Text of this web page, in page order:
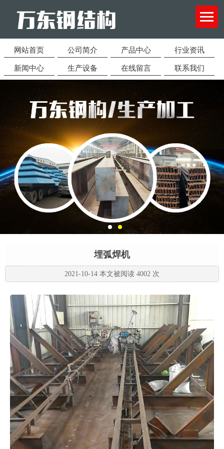
网站首页 公司简介 产品中心 行业资讯
新闻中心 生产设备 在线留言 联系我们
埋弧焊机
2021-10-14 本文被阅读 4002 次